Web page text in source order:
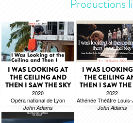
Productions
I WAS LOOKING AT
THE CEILING AND
THEN I SAW THE SKY
2020
Opéra national de Lyon
John Adams
I WAS
THE CEILING
THEN I SAW THE
2022
Athénée Théâtre
John Adams